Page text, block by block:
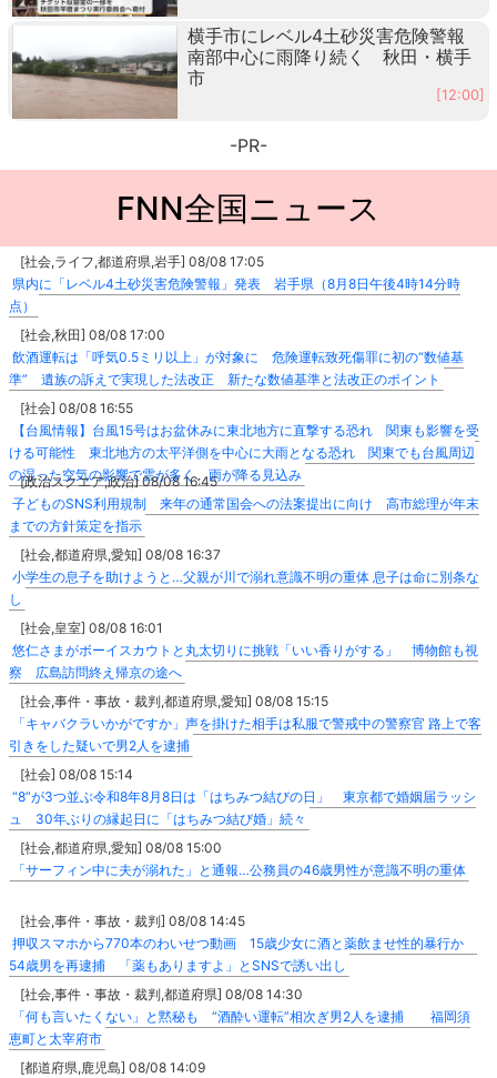
横手市にレベル4土砂災害危険警報
南部中心に雨降り続く 秋田・横手
市
[12:00]
-PR-
FNN全国ニュース
[社会,ライフ,都道府県,岩手] 08/08 17:05
県内に「レベル4土砂災害危険警報」発表 岩手県（8月8日午後4時14分時
点）
[社会,秋田] 08/08 17:00
飲酒運転は「呼気0.5ミリ以上」が対象に 危険運転致死傷罪に初の“数値基
準” 遺族の訴えで実現した法改正 新たな数値基準と法改正のポイント
[社会] 08/08 16:55
【台風情報】台風15号はお盆休みに東北地方に直撃する恐れ 関東も影響を受
ける可能性 東北地方の太平洋側を中心に大雨となる恐れ 関東でも台風周辺
の湿った空気の影響で雲が多く、雨が降る見込み
[政治スクエア,政治] 08/08 16:45
子どものSNS利用規制 来年の通常国会への法案提出に向け 高市総理が年末
までの方針策定を指示
[社会,都道府県,愛知] 08/08 16:37
小学生の息子を助けようと…父親が川で溺れ意識不明の重体 息子は命に別条な
し
[社会,皇室] 08/08 16:01
悠仁さまがボーイスカウトと丸太切りに挑戦「いい香りがする」 博物館も視
察 広島訪問終え帰京の途へ
[社会,事件・事故・裁判,都道府県,愛知] 08/08 15:15
「キャバクラいかがですか」声を掛けた相手は私服で警戒中の警察官 路上で客
引きをした疑いで男2人を逮捕
[社会] 08/08 15:14
“8”が3つ並ぶ令和8年8月8日は「はちみつ結びの日」 東京都で婚姻届ラッシ
ュ 30年ぶりの縁起日に「はちみつ結び婚」続々
[社会,都道府県,愛知] 08/08 15:00
「サーフィン中に夫が溺れた」と通報…公務員の46歳男性が意識不明の重体
[社会,事件・事故・裁判] 08/08 14:45
押収スマホから770本のわいせつ動画 15歳少女に酒と薬飲ませ性的暴行か
54歳男を再逮捕 「薬もありますよ」とSNSで誘い出し
[社会,事件・事故・裁判,都道府県] 08/08 14:30
「何も言いたくない」と黙秘も “酒酔い運転”相次ぎ男2人を逮捕 福岡須
恵町と太宰府市
[都道府県,鹿児島] 08/08 14:09